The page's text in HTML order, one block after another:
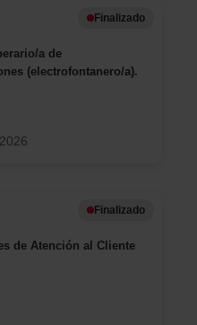
Finalizado
a de
(electrofontanero/a).
Finalizado
de Atención al Cliente